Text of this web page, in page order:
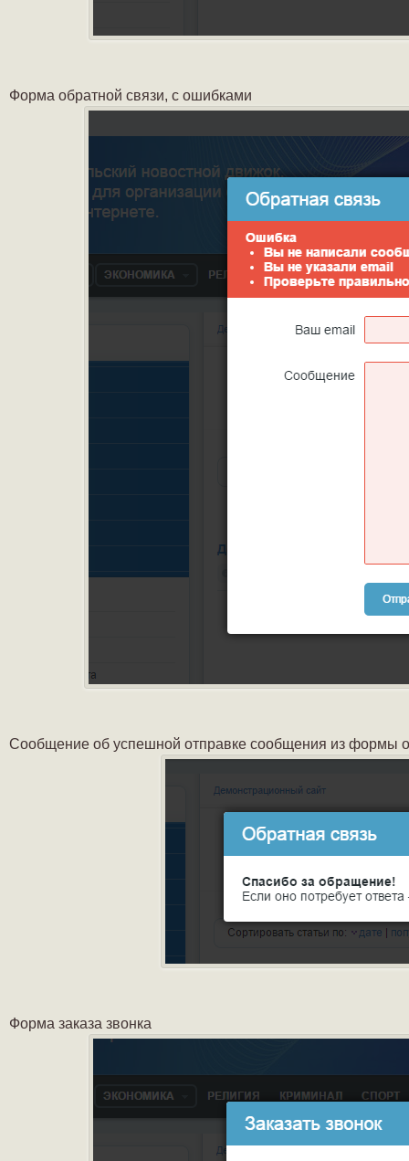
Форма обратной связи, с ошибками
Сообщение об успешной отправке сообщения из формы
Форма заказа звонка